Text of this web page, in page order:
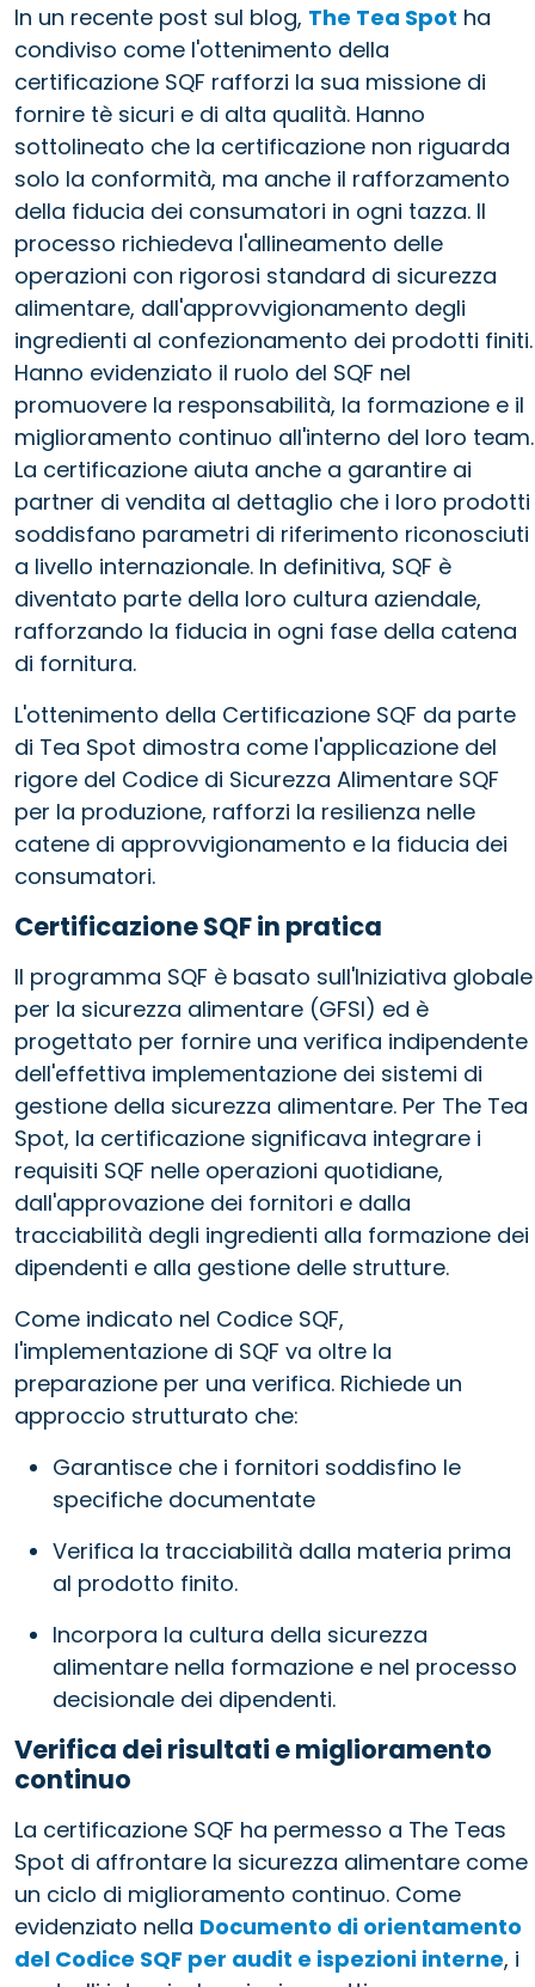
In un recente post sul blog, The Tea Spot ha
condiviso come l'ottenimento della
certificazione SQF rafforzi la sua missione di
fornire tè sicuri e di alta qualità. Hanno
sottolineato che la certificazione non riguarda
solo la conformità, ma anche il rafforzamento
della fiducia dei consumatori in ogni tazza. Il
processo richiedeva l'allineamento delle
operazioni con rigorosi standard di sicurezza
alimentare, dall'approvvigionamento degli
ingredienti al confezionamento dei prodotti finiti.
Hanno evidenziato il ruolo del SQF nel
promuovere la responsabilità, la formazione e il
miglioramento continuo all'interno del loro team.
La certificazione aiuta anche a garantire ai
partner di vendita al dettaglio che i loro prodotti
soddisfano parametri di riferimento riconosciuti
a livello internazionale. In definitiva, SQF è
diventato parte della loro cultura aziendale,
rafforzando la fiducia in ogni fase della catena
di fornitura.
L'ottenimento della Certificazione SQF da parte
di Tea Spot dimostra come l'applicazione del
rigore del Codice di Sicurezza Alimentare SQF
per la produzione, rafforzi la resilienza nelle
catene di approvvigionamento e la fiducia dei
consumatori.
Certificazione SQF in pratica
Il programma SQF è basato sull'Iniziativa globale
per la sicurezza alimentare (GFSI) ed è
progettato per fornire una verifica indipendente
dell'effettiva implementazione dei sistemi di
gestione della sicurezza alimentare. Per The Tea
Spot, la certificazione significava integrare i
requisiti SQF nelle operazioni quotidiane,
dall'approvazione dei fornitori e dalla
tracciabilità degli ingredienti alla formazione dei
dipendenti e alla gestione delle strutture.
Come indicato nel Codice SQF,
l'implementazione di SQF va oltre la
preparazione per una verifica. Richiede un
approccio strutturato che:
Garantisce che i fornitori soddisfino le
specifiche documentate
Verifica la tracciabilità dalla materia prima
al prodotto finito.
Incorpora la cultura della sicurezza
alimentare nella formazione e nel processo
decisionale dei dipendenti.
Verifica dei risultati e miglioramento
continuo
La certificazione SQF ha permesso a The Teas
Spot di affrontare la sicurezza alimentare come
un ciclo di miglioramento continuo. Come
evidenziato nella Documento di orientamento
del Codice SQF per audit e ispezioni interne, i